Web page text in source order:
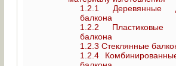
1.2.1
Деревянные
балкона
1.2.2 Пластиковые
балкона
1.2.3 Стеклянные
1.2.4